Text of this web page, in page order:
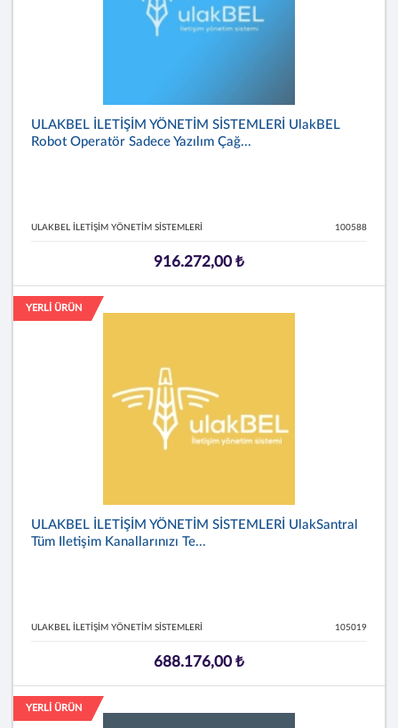
ULAKBEL İLETİŞİM YÖNETİM SİSTEMLERİ UlakBEL
Robot Operatör Sadece Yazılım Çağ...
ULAKBEL İLETİŞİM YÖNETİM SİSTEMLERİ 100588
916.272,00 ₺
YERLİ ÜRÜN
ULAKBEL İLETİŞİM YÖNETİM SİSTEMLERİ UlakSantral
Tüm Iletişim Kanallarınızı Te...
ULAKBEL İLETİŞİM YÖNETİM SİSTEMLERİ 105019
688.176,00 ₺
YERLİ ÜRÜN